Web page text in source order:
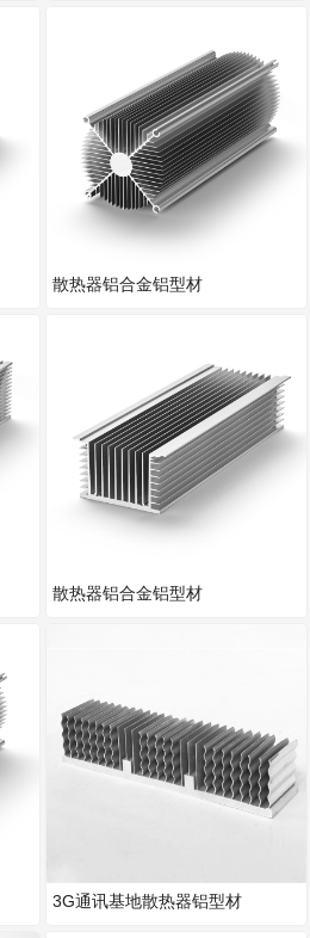
散热器铝合金铝型材
散热器铝合金铝型材
3G通讯基地散热器铝型材